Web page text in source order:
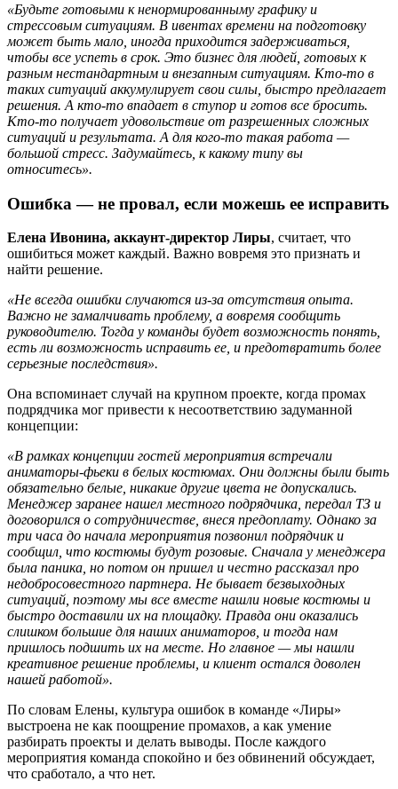
«Будьте готовыми к ненормированныму графику и
стрессовым ситуациям. В ивентах времени на подготовку
может быть мало, иногда приходится задерживаться,
чтобы все успеть в срок. Это бизнес для людей, готовых к
разным нестандартным и внезапным ситуациям. Кто-то в
таких ситуаций аккумулирует свои силы, быстро предлагает
решения. А кто-то впадает в ступор и готов все бросить.
Кто-то получает удовольствие от разрешенных сложных
ситуаций и результата. А для кого-то такая работа —
большой стресс. Задумайтесь, к какому типу вы
относитесь».
Ошибка — не провал, если можешь ее исправить
Елена Ивонина, аккаунт-директор Лиры, считает, что
ошибиться может каждый. Важно вовремя это признать и
найти решение.
«Не всегда ошибки случаются из-за отсутствия опыта.
Важно не замалчивать проблему, а вовремя сообщить
руководителю. Тогда у команды будет возможность понять,
есть ли возможность исправить ее, и предотвратить более
серьезные последствия».
Она вспоминает случай на крупном проекте, когда промах
подрядчика мог привести к несоответствию задуманной
концепции:
«В рамках концепции гостей мероприятия встречали
аниматоры-фьеки в белых костюмах. Они должны были быть
обязательно белые, никакие другие цвета не допускались.
Менеджер заранее нашел местного подрядчика, передал ТЗ и
договорился о сотрудничестве, внеся предоплату. Однако за
три часа до начала мероприятия позвонил подрядчик и
сообщил, что костюмы будут розовые. Сначала у менеджера
была паника, но потом он пришел и честно рассказал про
недобросовестного партнера. Не бывает безвыходных
ситуаций, поэтому мы все вместе нашли новые костюмы и
быстро доставили их на площадку. Правда они оказались
слишком большие для наших аниматоров, и тогда нам
пришлось подшить их на месте. Но главное — мы нашли
креативное решение проблемы, и клиент остался доволен
нашей работой».
По словам Елены, культура ошибок в команде «Лиры»
выстроена не как поощрение промахов, а как умение
разбирать проекты и делать выводы. После каждого
мероприятия команда спокойно и без обвинений обсуждает,
что сработало, а что нет.